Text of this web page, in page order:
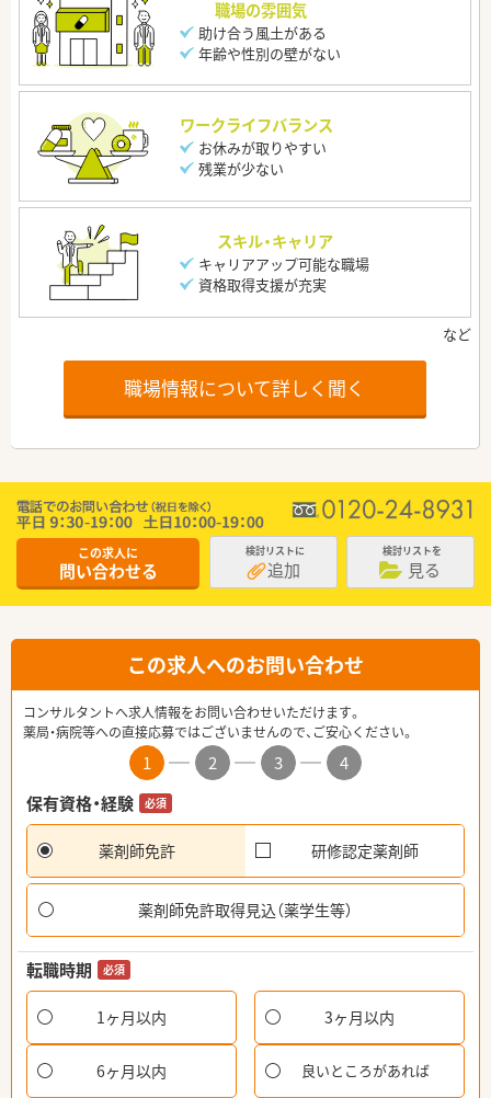
職場の雰囲気
助け合う風土がある
年齢や性別の壁がない
ワークライフバランス
お休みが取りやすい
残業が少ない
スキル・キャリア
キャリアアップ可能な職場
資格取得支援が充実
職場情報について詳しく聞く
この求人に
問い合わせる
検討リストに
追加
検討リストを
見る
この求人へのお問い合わせ
コンサルタントへ求人情報をお問い合わせいただけます。
薬局・病院等への直接応募ではございませんので、ご安心ください。
1 2 3
4
保有資格・経験
必須
薬剤師免許 研修認定薬剤師
薬剤師免許取得見込（薬学生等）
転職時期 必須
1ヶ月以内 3ヶ月以内
6ヶ月以内 良いところがあれば